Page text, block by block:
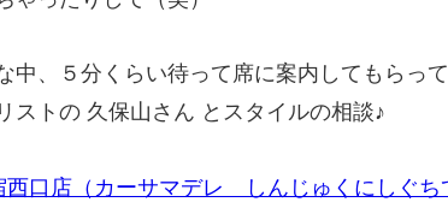
中、５分くらい待って席に案内してもらって
ストの 久保山さん とスタイルの相談♪